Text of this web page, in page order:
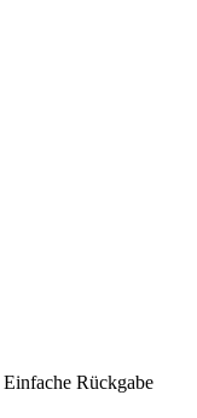
Einfache Rückgabe